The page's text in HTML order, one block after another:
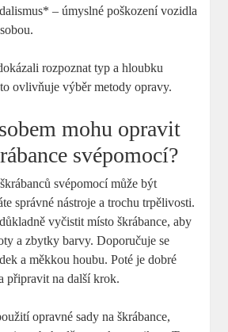
– úmyslné poškození vozidla
rozpoznat typ a hloubku
ovlivňuje ‍výběr metody opravy.
mohu opravit
svépomocí?
svépomocí může být
správné nástroje a trochu trpělivosti.
vyčistit místo škrábance, aby
a zbytky barvy. Doporučuje se
a měkkou houbu. Poté je dobré
připravit na další krok.
opravné sady na škrábance,